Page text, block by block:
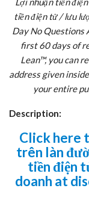
tiền điện tử / lưu
Day No Questions
first 60 days of
Lean™, you can
address given
your entire
Description:
Click here
trên làn
tiền điện
doanh at